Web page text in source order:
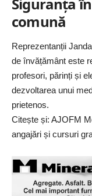
comună
Reprezentanții
de învățământ este
profesori, părinți și
dezvoltarea unui
prietenos.
Citește și: AJOFM
angajări și cursuri